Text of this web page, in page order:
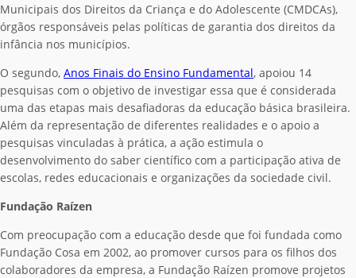
Municipais dos Direitos da Criança e do Adolescente (CMDCAs),
órgãos responsáveis pelas políticas de garantia dos direitos da
infância nos municípios.
O segundo, Anos Finais do Ensino Fundamental, apoiou 14
pesquisas com o objetivo de investigar essa que é considerada
uma das etapas mais desafiadoras da educação básica brasileira.
Além da representação de diferentes realidades e o apoio a
pesquisas vinculadas à prática, a ação estimula o
desenvolvimento do saber científico com a participação ativa de
escolas, redes educacionais e organizações da sociedade civil.
Fundação Raízen
Com preocupação com a educação desde que foi fundada como
Fundação Cosa em 2002, ao promover cursos para os filhos dos
colaboradores da empresa, a Fundação Raízen promove projetos